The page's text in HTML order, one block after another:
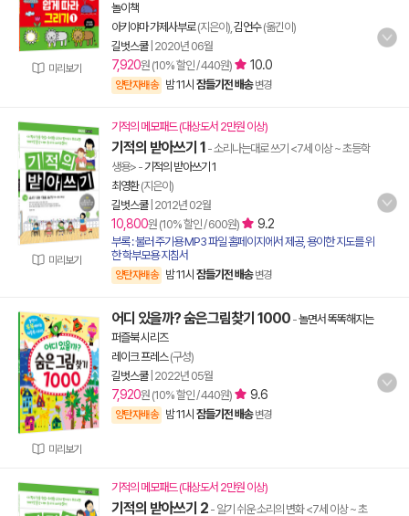
미리보기
놀이책
아키야마 가제사부로(지은이), 김언수(옮긴이)
길벗스쿨| 2020년 06월
7,920원 (10% 할인 / 440원) 10.0
양탄자배송 밤 11시 잠들기전 배송 변경
미리보기
기적의 메모패드 (대상도서 2만원 이상)
기적의 받아쓰기 1 - 소리나는대로 쓰기 <7세 이상 ~ 초등학
생용> -기적의 받아쓰기 1
최영환(지은이)
길벗스쿨| 2012년 02월
10,800원 (10% 할인 / 600원) 9.2
부록 : 불러 주기용 MP3 파일 홈페이지에서 제공, 용이한 지도를 위
한 학부모용 지침서
양탄자배송 밤 11시 잠들기전 배송 변경
미리보기
어디 있을까? 숨은그림찾기 1000 -놀면서 똑똑해지는
퍼즐북 시리즈
레이크 프레스(구성)
길벗스쿨| 2022년 05월
7,920원 (10% 할인 / 440원) 9.6
양탄자배송 밤 11시 잠들기전 배송 변경
기적의 메모패드 (대상도서 2만원 이상)
기적의 받아쓰기 2 - 알기 쉬운 소리의 변화 <7세 이상 ~ 초